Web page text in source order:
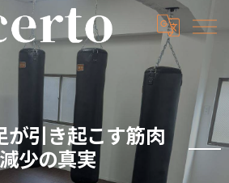
が引き起こす筋肉
減少の真実